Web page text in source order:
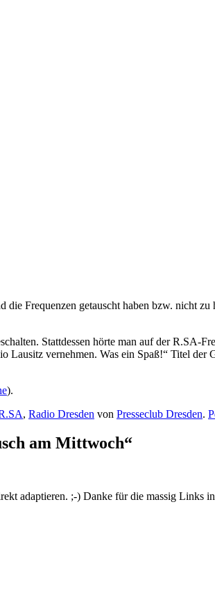
Frequenzen getauscht haben bzw. nicht
Stattdessen hörte man auf der
Lausitz vernehmen. Was ein Spaß!“ Titel der
).
, Radio Dresden von Presseclub Dresden.
am Mittwoch“
adaptieren. ;-) Danke für die massig Links